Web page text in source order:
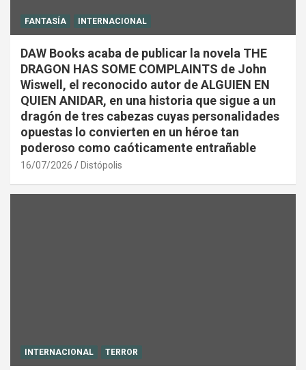
FANTASÍA INTERNACIONAL
DAW Books acaba de publicar la novela THE
DRAGON HAS SOME COMPLAINTS de John
Wiswell, el reconocido autor de ALGUIEN EN
QUIEN ANIDAR, en una historia que sigue a un
dragón de tres cabezas cuyas personalidades
opuestas lo convierten en un héroe tan
poderoso como caóticamente entrañable
16/07/2026 Distópolis
INTERNACIONAL TERROR